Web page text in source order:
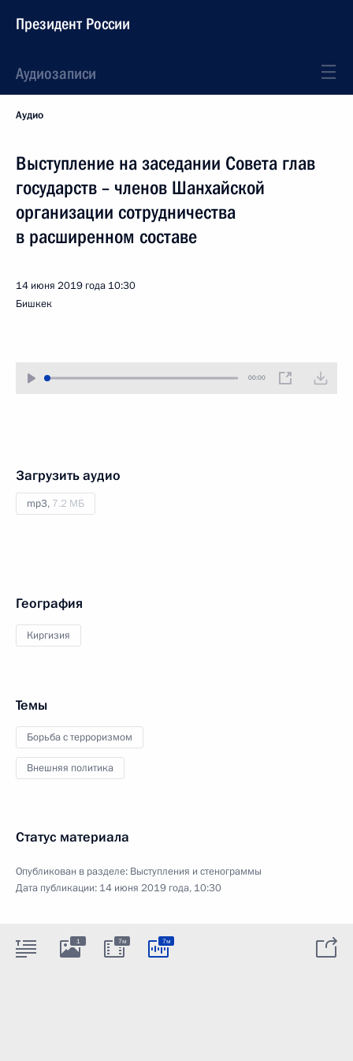
Президент России
Аудиозаписи
Аудио
Выступление на заседании Совета глав
государств – членов Шанхайской
организации сотрудничества
в расширенном составе
14 июня 2019 года 10:30
Бишкек
00:00
Загрузить аудио
mp3, 7.2 МБ
География
Киргизия
Темы
Борьба с терроризмом
Внешняя политика
Статус материала
Опубликован в разделе: Выступления и стенограммы
Дата публикации: 14 июня 2019 года, 10:30
1 7м 7м